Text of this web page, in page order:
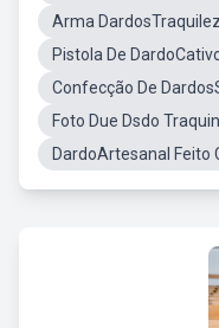
Arma
Pistola De
Confecção De
Foto Due Dsdo
DardoArtesanal Feito